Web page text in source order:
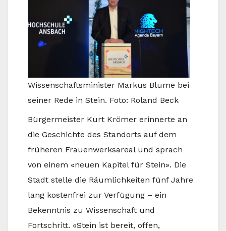
Wissenschaftsminister Markus Blume bei
seiner Rede in Stein. Foto: Roland Beck
Bürgermeister Kurt Krömer erinnerte an
die Geschichte des Standorts auf dem
früheren Frauenwerksareal und sprach
von einem «neuen Kapitel für Stein». Die
Stadt stelle die Räumlichkeiten fünf Jahre
lang kostenfrei zur Verfügung – ein
Bekenntnis zu Wissenschaft und
Fortschritt. «Stein ist bereit, offen,